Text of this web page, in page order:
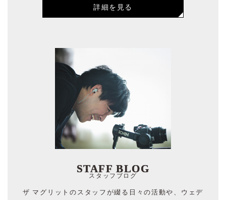
詳細を見る
STAFF BLOG
スタッフブログ
ザ マグリットのスタッフが綴る日々の活動や、ウェデ